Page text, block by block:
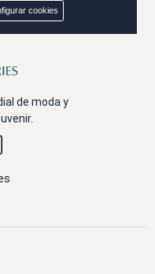
de moda y
cookies